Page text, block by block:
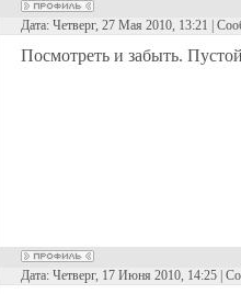
Дата: Четверг, 27 Мая 2010, 13:21 |
Посмотреть и забыть.
Дата: Четверг, 17 Июня 2010, 14:25 |